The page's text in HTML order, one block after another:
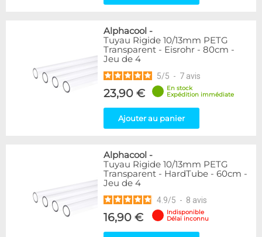
Alphacool -
Tuyau Rigide 10/13mm PETG
Transparent - Eisrohr - 80cm -
Jeu de 4
5/5 - 7 avis
23,90 €
En stock
Expédition immédiate
Ajouter au panier
Alphacool -
Tuyau Rigide 10/13mm PETG
Transparent - HardTube - 60cm -
Jeu de 4
4.9/5 - 8 avis
16,90 €
Indisponible
Délai inconnu